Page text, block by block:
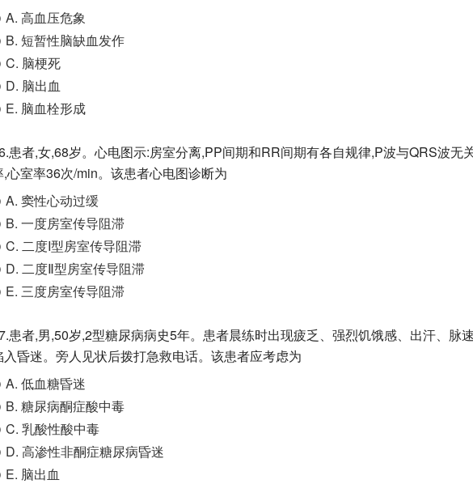
A. 高血压危象
B. 短暂性脑缺血发作
C. 脑梗死
D. 脑出血
E. 脑血栓形成
患者,女,68岁。心电图示:房室分离,PP间期和RR间期有各自规律,P波与QRS波无
,心室率36次/min。该患者心电图诊断为
A. 窦性心动过缓
B. 一度房室传导阻滞
C. 二度I型房室传导阻滞
D. 二度Ⅱ型房室传导阻滞
E. 三度房室传导阻滞
患者,男,50岁,2型糖尿病病史5年。患者晨练时出现疲乏、强烈饥饿感、出汗、脉
入昏迷。旁人见状后拨打急救电话。该患者应考虑为
A. 低血糖昏迷
B. 糖尿病酮症酸中毒
C. 乳酸性酸中毒
D. 高渗性非酮症糖尿病昏迷
E. 脑出血